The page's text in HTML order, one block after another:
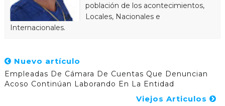
población de los acontecimientos,
Locales, Nacionales e
Internacionales.
Nuevo artículo
Empleadas De Cámara De Cuentas Que Denuncian
Acoso Continúan Laborando En La Entidad
Viejos Articulos